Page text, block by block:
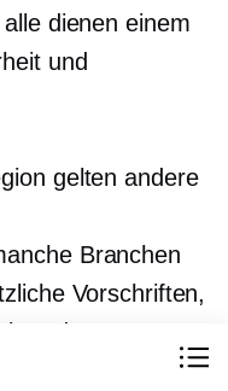
dienen einem
und
gelten andere
Branchen
Vorschriften,
und